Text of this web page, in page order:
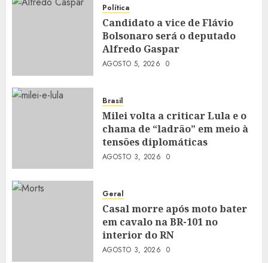
Política
Candidato a vice de Flávio
Bolsonaro será o deputado
Alfredo Gaspar
AGOSTO 5, 2026 0
Brasil
Milei volta a criticar Lula e o
chama de “ladrão” em meio à
tensões diplomáticas
AGOSTO 3, 2026 0
Geral
Casal morre após moto bater
em cavalo na BR-101 no
interior do RN
AGOSTO 3, 2026 0